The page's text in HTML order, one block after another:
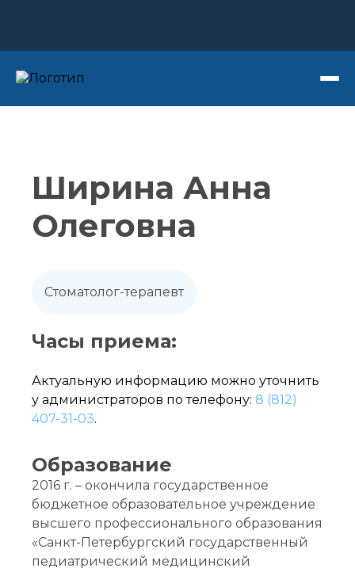
Ширина Анна
Олеговна
Стоматолог-терапевт
Часы приема:
Актуальную информацию можно уточнить
у администраторов по телефону: 8 (812)
407-31-03.
Образование
2016 г. – окончила государственное
бюджетное образовательное учреждение
высшего профессионального образования
«Санкт-Петербургский государственный
педиатрический медицинский